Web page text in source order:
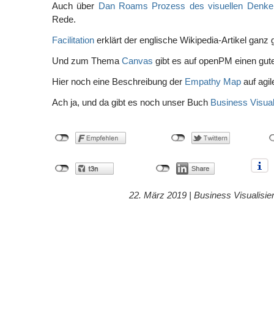
Auch über Dan Roams Prozess des visuellen
Rede.
Facilitation erklärt der englische Wikipedia-Artikel ganz
Und zum Thema Canvas gibt es auf openPM einen
Hier noch eine Beschreibung der Empathy Map auf
Ach ja, und da gibt es noch unser Buch Business
22. März 2019 | Business